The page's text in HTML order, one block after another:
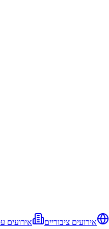
אירועים ציבוריים
אירועים